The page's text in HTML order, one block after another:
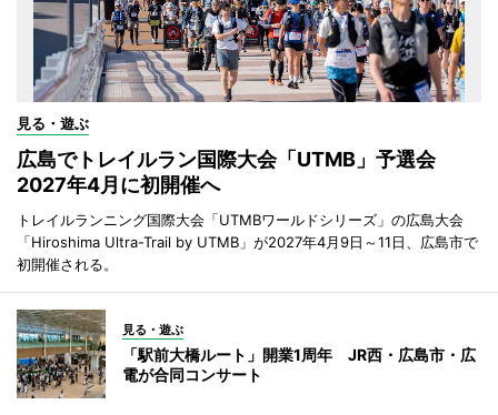
見る・遊ぶ
広島でトレイルラン国際大会「UTMB」予選会
2027年4月に初開催へ
トレイルランニング国際大会「UTMBワールドシリーズ」の広島大会
「Hiroshima Ultra-Trail by UTMB」が2027年4月9日～11日、広島市で
初開催される。
見る・遊ぶ
「駅前大橋ルート」開業1周年 JR西・広島市・広
電が合同コンサート